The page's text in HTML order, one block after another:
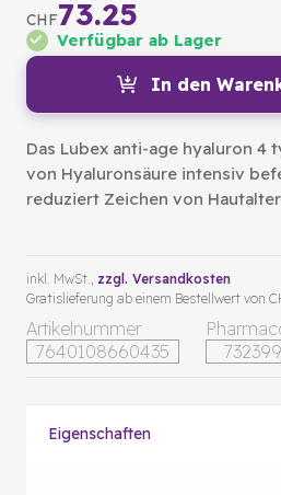
CHF73.25
Verfügbar ab Lager
In den
Das Lubex anti-age hyaluron 4
von Hyaluronsäure intensiv
reduziert Zeichen von
Artikelnummer
7640108660435
inkl. MwSt., zzgl. Versandkosten
Gratislieferung ab einem Bestellwert von
Eigenschaften